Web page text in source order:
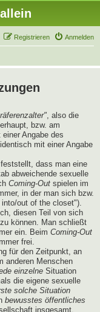
Anmelden
Registrieren
, also die
bzw. am
Angabe des
mit einer Angabe
dass man eine
abweichende sexuelle
Coming-Out spielen im
in der man sich bzw.
out of the closet").
diesen Teil von sich
können. Man schließt
ein. Beim Coming-Out
frei.
für den Zeitpunkt, an
anderen Menschen
einzelne Situation
die eigene sexuelle
solche Situation
bewusstes öffentliches
insgesamt.